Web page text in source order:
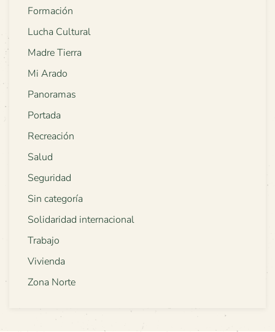
Formación
Lucha Cultural
Madre Tierra
Mi Arado
Panoramas
Portada
Recreación
Salud
Seguridad
Sin categoría
Solidaridad internacional
Trabajo
Vivienda
Zona Norte